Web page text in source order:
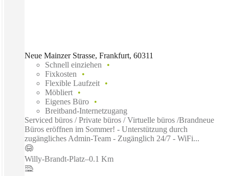
Neue Mainzer Strasse, Frankfurt, 60311
Schnell einziehen
Fixkosten
Flexible Laufzeit
Möbliert
Eigenes Büro
Breitband-Internetzugang
Serviced büros / Private büros / Virtuelle büros /Brandneue
Büros eröffnen im Sommer! - Unterstützung durch
zugängliches Admin-Team - Zugänglich 24/7 - WiFi...
Willy-Brandt-Platz–0.1 Km